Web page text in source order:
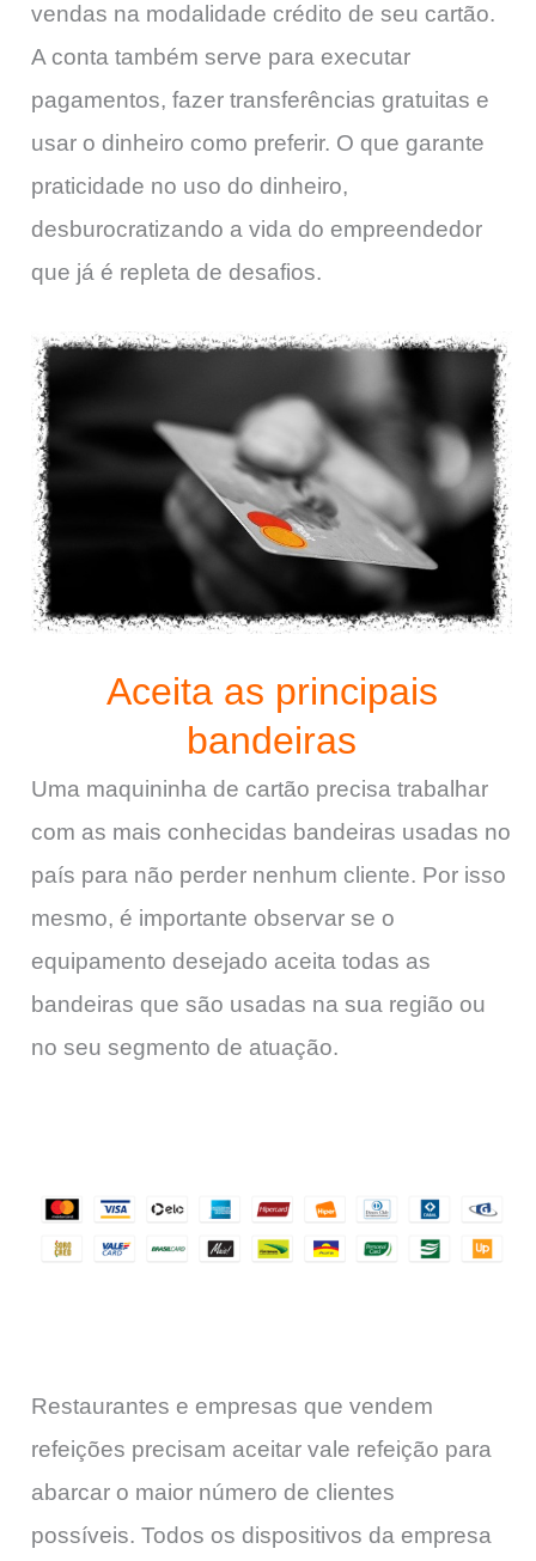
vendas na modalidade crédito de seu cartão.
A conta também serve para executar
pagamentos, fazer transferências gratuitas e
usar o dinheiro como preferir. O que garante
praticidade no uso do dinheiro,
desburocratizando a vida do empreendedor
que já é repleta de desafios.
Aceita as principais
bandeiras
Uma maquininha de cartão precisa trabalhar
com as mais conhecidas bandeiras usadas no
país para não perder nenhum cliente. Por isso
mesmo, é importante observar se o
equipamento desejado aceita todas as
bandeiras que são usadas na sua região ou
no seu segmento de atuação.
Restaurantes e empresas que vendem
refeições precisam aceitar vale refeição para
abarcar o maior número de clientes
possíveis. Todos os dispositivos da empresa